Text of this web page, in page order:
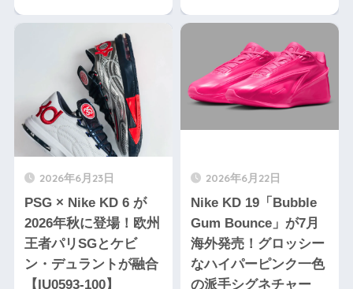
2026年6月23日
PSG × Nike KD 6 が
2026年秋に登場！欧州
王者パリSGとケビ
ン・デュラントが融合
【IU0593-100】
2026年6月22日
Nike KD 19「Bubble
Gum Bounce」が7月
海外発売！グロッシー
なハイパーピンク一色
の派手シグネチャー